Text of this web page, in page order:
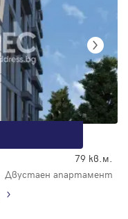
79 кв.м.
Двустаен апартамент